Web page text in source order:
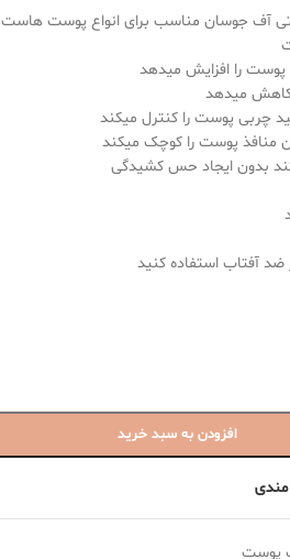
آف جوسان مناسب برای انواع پوست هاست
را افزایش میدهد
کاهش میدهد
منافذ پوست را کوچک میکند
بدون ایجاد حس کشیدگی
ضد آفتاب استفاده کنید
افزودن به سبد خرید
مندی
پوست